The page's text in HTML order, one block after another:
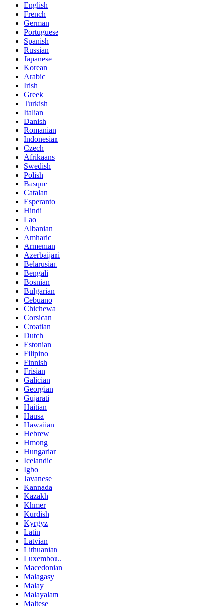
English
French
German
Portuguese
Spanish
Russian
Japanese
Korean
Arabic
Irish
Greek
Turkish
Italian
Danish
Romanian
Indonesian
Czech
Afrikaans
Swedish
Polish
Basque
Catalan
Esperanto
Hindi
Lao
Albanian
Amharic
Armenian
Azerbaijani
Belarusian
Bengali
Bosnian
Bulgarian
Cebuano
Chichewa
Corsican
Croatian
Dutch
Estonian
Filipino
Finnish
Frisian
Galician
Georgian
Gujarati
Haitian
Hausa
Hawaiian
Hebrew
Hmong
Hungarian
Icelandic
Igbo
Javanese
Kannada
Kazakh
Khmer
Kurdish
Kyrgyz
Latin
Latvian
Lithuanian
Luxembou..
Macedonian
Malagasy
Malay
Malayalam
Maltese